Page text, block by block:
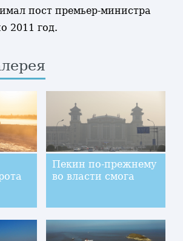
пост премьер-министра
2011 год.
Пекин по-прежнему
во власти смога